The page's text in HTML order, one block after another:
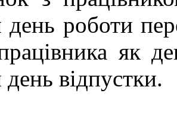
день роботи
як
день відпустки.